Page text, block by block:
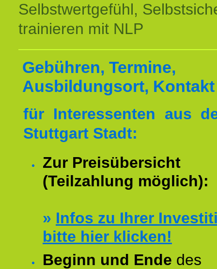
Selbstwertgefühl,
trainieren mit NLP
Gebühren, Termine,
Ausbildungsort, Kontakt
für Interessenten aus
Stuttgart Stadt:
Zur Preisübersicht
(Teilzahlung möglich):
» Infos zu Ihrer
bitte hier klicken!
Beginn und Ende des